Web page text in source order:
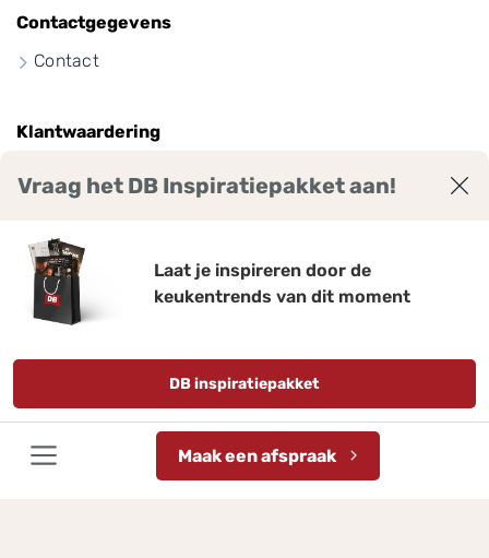
Vraag het DB Inspiratiepakket aan!
Laat je inspireren door de
keukentrends van dit moment
DB inspiratiepakket
Maak een afspraak
Contactgegevens
Contact
Klantwaardering
9
Bekijk ruim 2300 reviews voor DB Keukens.
Gemiddelde score: 9,7 van 10
Privacy policy
Actievoorwaarden
Sitemap